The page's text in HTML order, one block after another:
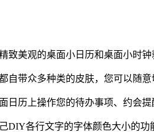
致美观的桌面小日历和桌面小时
自带众多种类的皮肤，您可以随
日历上操作您的待办事项、约会
DIY各行文字的字体颜色大小的功